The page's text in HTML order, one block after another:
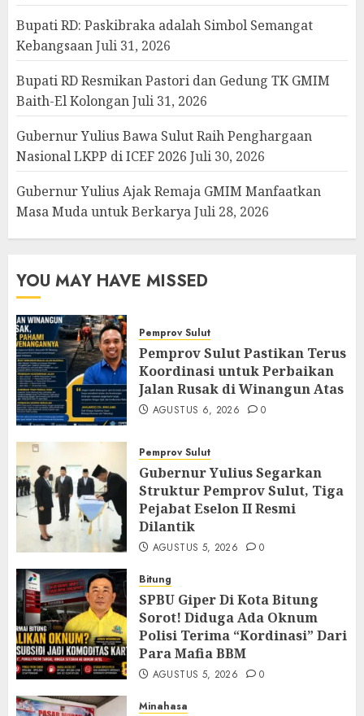
Bupati RD: Paskibraka adalah Simbol Semangat
KebangsaanJuli 31, 2026
Bupati RD Resmikan Pastori dan Gedung TK GMIM
Baith-El KolonganJuli 31, 2026
Gubernur Yulius Bawa Sulut Raih Penghargaan
Nasional LKPP di ICEF 2026 Juli 30, 2026
Gubernur Yulius Ajak Remaja GMIM Manfaatkan
Masa Muda untuk BerkaryaJuli 28, 2026
YOU MAY HAVE MISSED
Pemprov Sulut
Pemprov Sulut Pastikan Terus
Koordinasi untuk Perbaikan
Jalan Rusak di Winangun Atas
AGUSTUS 6, 2026 0
Pemprov Sulut
Gubernur Yulius Segarkan
Struktur Pemprov Sulut, Tiga
Pejabat Eselon II Resmi
Dilantik
AGUSTUS 5, 2026 0
Bitung
SPBU Giper Di Kota Bitung
Sorot! Diduga Ada Oknum
Polisi Terima “Kordinasi” Dari
Para Mafia BBM
AGUSTUS 5, 2026 0
Minahasa